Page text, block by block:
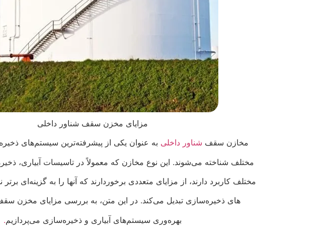
مزایای مخزن سقف شناور داخلی
مخازن سقف شناور داخلی به عنوان یکی از پیشرفته‌ترین سیستم‌های
مختلف شناخته می‌شوند. این نوع مخازن که معمولاً در تاسیسات آبیاری،
مختلف کاربرد دارند، از مزایای متعددی برخوردارند که آنها را به گزینه‌ای
های ذخیره‌سازی تبدیل می‌کند. در این متن، به بررسی مزایای مخزن
بهره‌وری سیستم‌های آبیاری و ذخیره‌سازی می‌پردازیم.